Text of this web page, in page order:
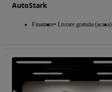
AutoStark
Finantare Livrare gratuita (acasa)